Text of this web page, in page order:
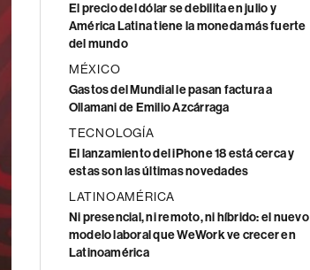
El precio del dólar se debilita en julio y
América Latina tiene la moneda más fuerte
del mundo
MÉXICO
Gastos del Mundial le pasan factura a
Ollamani de Emilio Azcárraga
TECNOLOGÍA
El lanzamiento del iPhone 18 está cerca y
estas son las últimas novedades
LATINOAMÉRICA
Ni presencial, ni remoto, ni híbrido: el nuevo
modelo laboral que WeWork ve crecer en
Latinoamérica